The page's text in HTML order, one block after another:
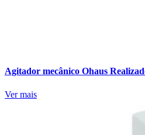
Agitador mecânico Ohaus
Ver mais